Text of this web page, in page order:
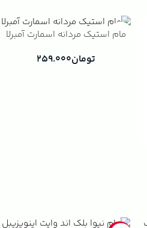
مام استيک مردانه اسمارت آمبرلا
تومان۲۵۹.۰۰۰